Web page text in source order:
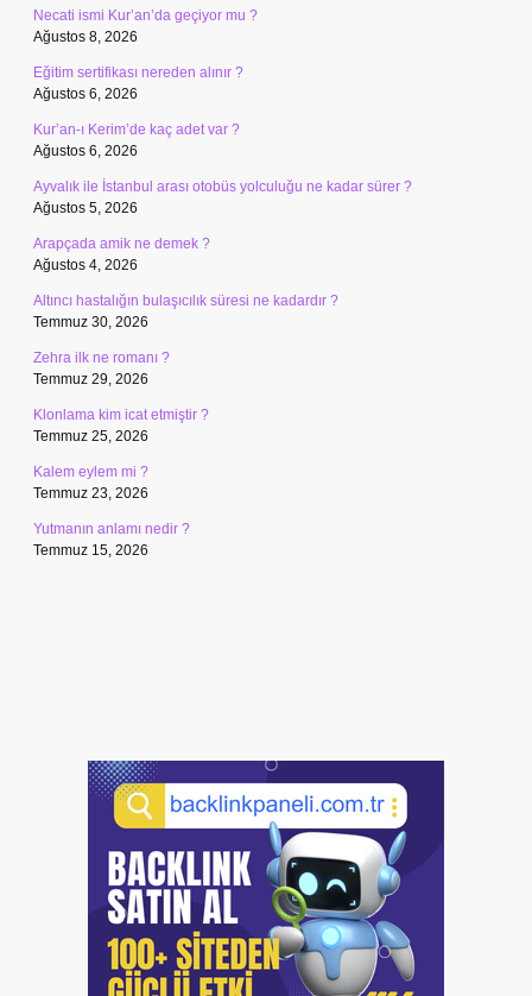
Necati ismi Kur’an’da geçiyor mu ?
Ağustos 8, 2026
Eğitim sertifikası nereden alınır ?
Ağustos 6, 2026
Kur’an-ı Kerim’de kaç adet var ?
Ağustos 6, 2026
Ayvalık ile İstanbul arası otobüs yolculuğu ne kadar sürer ?
Ağustos 5, 2026
Arapçada amik ne demek ?
Ağustos 4, 2026
Altıncı hastalığın bulaşıcılık süresi ne kadardır ?
Temmuz 30, 2026
Zehra ilk ne romanı ?
Temmuz 29, 2026
Klonlama kim icat etmiştir ?
Temmuz 25, 2026
Kalem eylem mi ?
Temmuz 23, 2026
Yutmanın anlamı nedir ?
Temmuz 15, 2026